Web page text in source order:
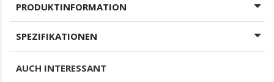
PRODUKTINFORMATION
SPEZIFIKATIONEN
AUCH INTERESSANT